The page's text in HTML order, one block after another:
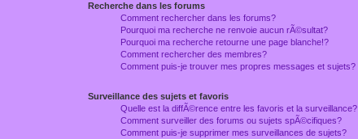
Recherche dans les forums
Comment rechercher dans les forums?
Pourquoi ma recherche ne renvoie aucun rÃ©sultat?
Pourquoi ma recherche retourne une page blanche!?
Comment rechercher des membres?
Comment puis-je trouver mes propres messages et sujets?
Surveillance des sujets et favoris
Quelle est la diffÃ©rence entre les favoris et la surveillance?
Comment surveiller des forums ou sujets spÃ©cifiques?
Comment puis-je supprimer mes surveillances de sujets?